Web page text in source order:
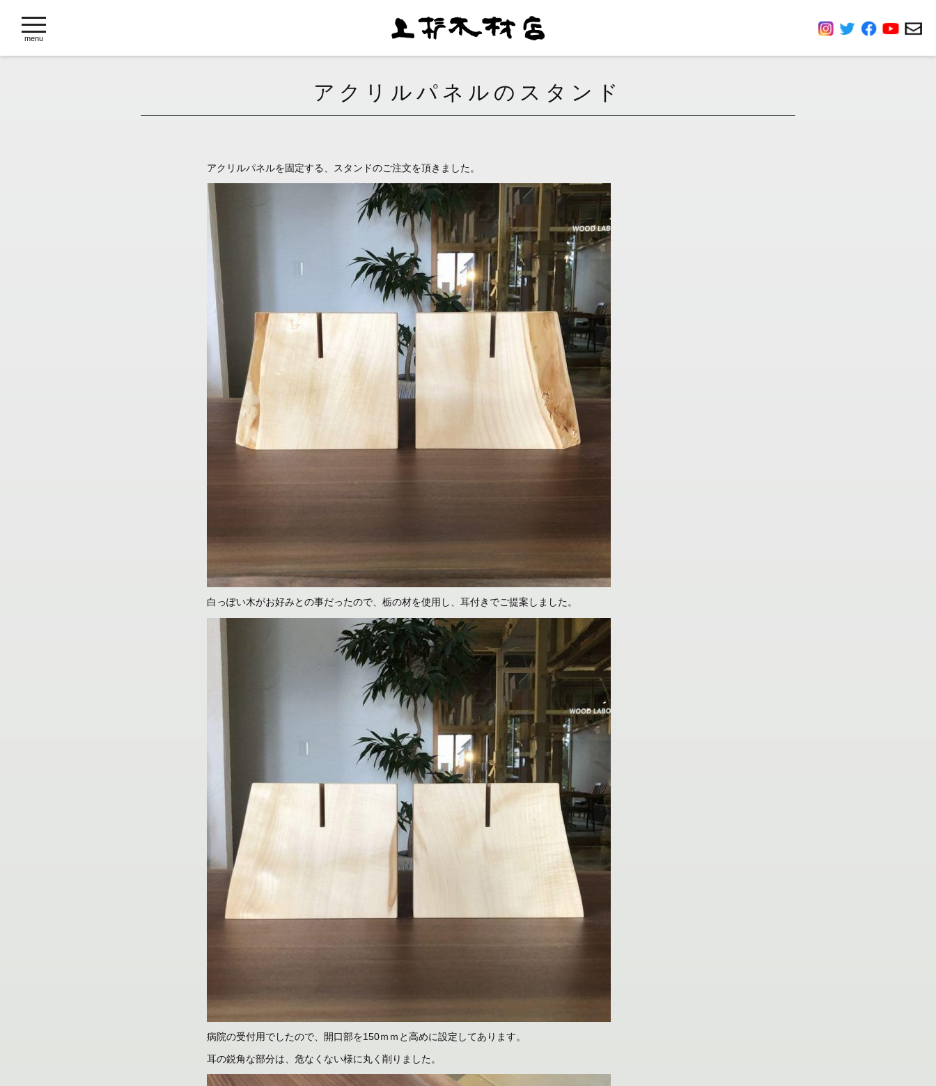
toggle
navigation
menu
アクリルパネルのスタンド
アクリルパネルを固定する、スタンドのご注文を頂きました。
白っぽい木がお好みとの事だったので、栃の材を使用し、耳付きでご提案しました。
病院の受付用でしたので、開口部を150ｍｍと高めに設定してあります。
耳の鋭角な部分は、危なくない様に丸く削りました。